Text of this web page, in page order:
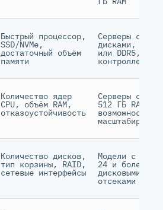
Быстрый процессор,
SSD/NVMe,
достаточный объём
памяти
Серверы с
дисками, DDR4
или DDR5,
контроллером
Количество ядер
CPU, объём RAM,
отказоустойчивость
Серверы с
512 ГБ RAM и
возможностью
Количество дисков,
тип корзины, RAID,
сетевые интерфейсы
Модели с 8,
24 и более
дисковыми
отсеками